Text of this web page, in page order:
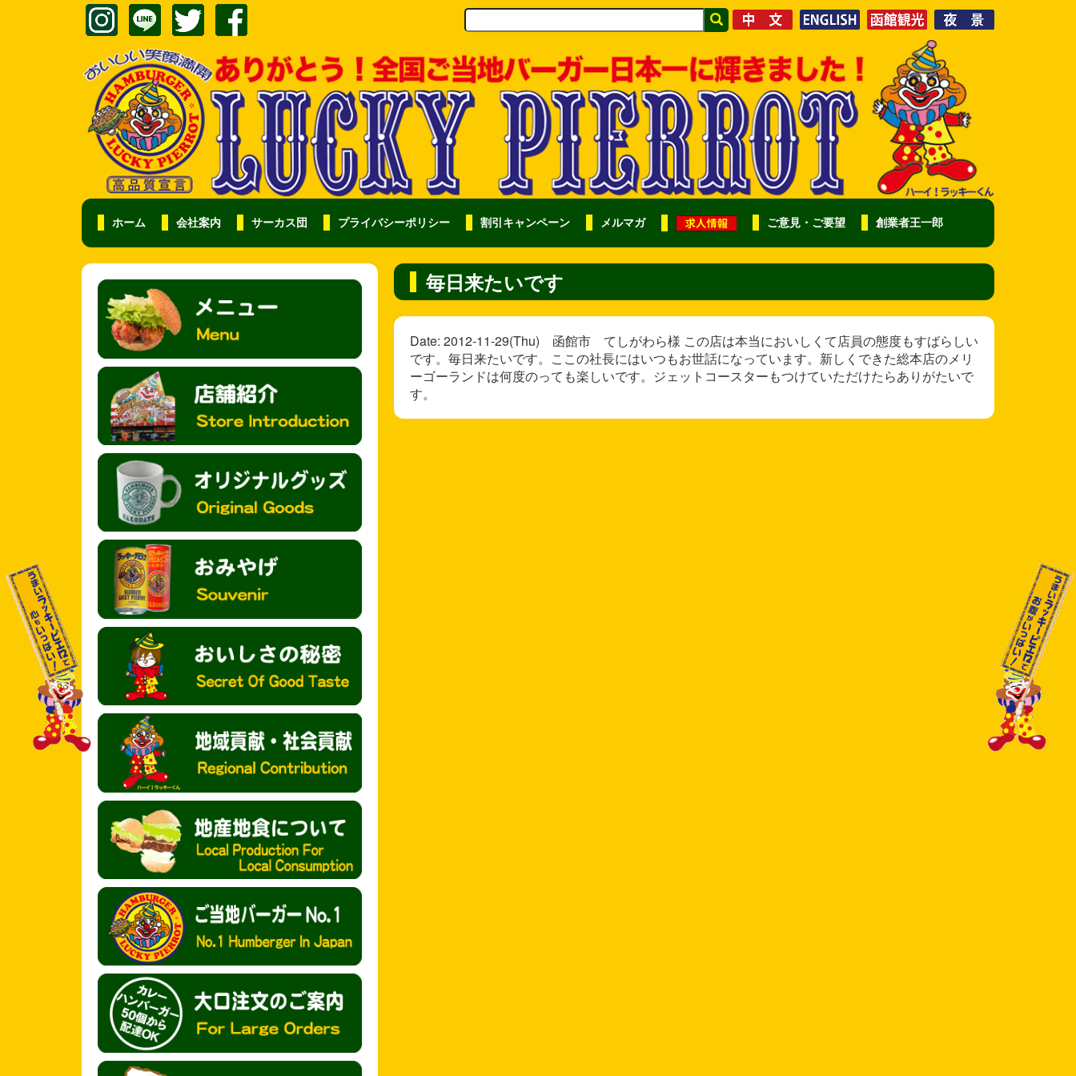
ホーム 会社案内 サーカス団 プライバシーポリシー 割引キャンペーン メルマガ ご意見・ご要望 創業者王一郎
毎日来たいです
Date: 2012-11-29(Thu) 函館市 てしがわら様 この店は本当においしくて店員の態度もすばらしい
です。毎日来たいです。ここの社長にはいつもお世話になっています。新しくできた総本店のメリ
ーゴーランドは何度のっても楽しいです。ジェットコースターもつけていただけたらありがたいで
す。